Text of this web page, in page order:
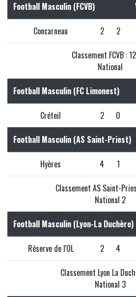
Football Masculin (FCVB)
Concarneau 2 2
Classement FCVB :
National
Football Masculin (FC Limonest)
Créteil 2 0
Football Masculin (AS Saint-Priest)
Hyères 4 1
Classement AS Saint-
National 2
Football Masculin (Lyon-La Duchère)
Réserve de l'OL 2 4
Classement Lyon La
National 3